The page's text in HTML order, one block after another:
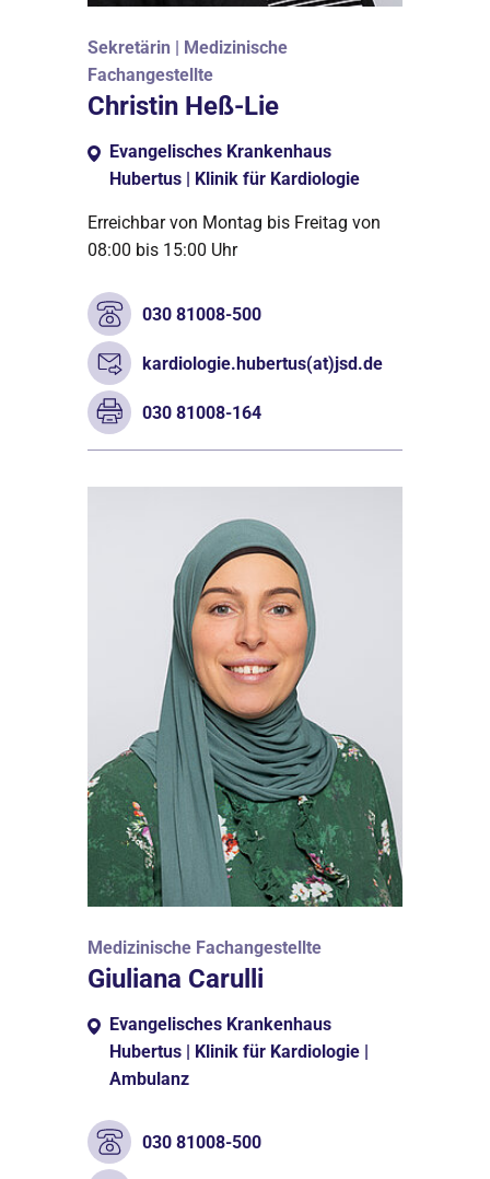
Sekretärin | Medizinische
Fachangestellte
Christin Heß-Lie
Evangelisches Krankenhaus
Hubertus | Klinik für Kardiologie
Erreichbar von Montag bis Freitag von
08:00 bis 15:00 Uhr
030 81008-500
kardiologie.hubertus(at)jsd.de
030 81008-164
Medizinische Fachangestellte
Giuliana Carulli
Evangelisches Krankenhaus
Hubertus | Klinik für Kardiologie |
Ambulanz
030 81008-500